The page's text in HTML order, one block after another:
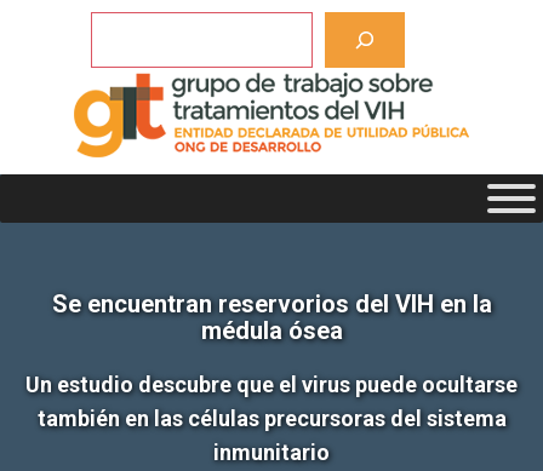
Se encuentran reservorios del VIH en la
médula ósea
Un estudio descubre que el virus puede ocultarse
también en las células precursoras del sistema
inmunitario